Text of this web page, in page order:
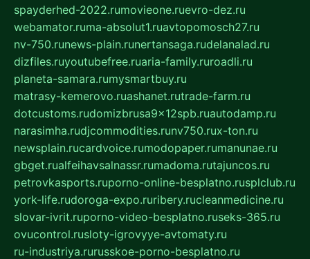
spayderhed-2022.rumovieone.ruevro-dez.ru
webamator.ruma-absolut1.ruavtopomosch27.ru
nv-750.runews-plain.runertansaga.rudelanalad.ru
dizfiles.ruyoutubefree.ruaria-family.ruroadli.ru
planeta-samara.rumysmartbuy.ru
matrasy-kemerovo.ruashanet.rutrade-farm.ru
dotcustoms.rudomizbrusa9x12spb.ruautodamp.ru
narasimha.rudjcommodities.runv750.rux-ton.ru
newsplain.rucardvoice.rumodopaper.rumanunae.ru
gbget.rualfeihavsalnassr.rumadoma.rutajuncos.ru
petrovkasports.ruporno-online-besplatno.rusplclub.ru
york-life.rudoroga-expo.ruribery.rucleanmedicine.ru
slovar-ivrit.ruporno-video-besplatno.ruseks-365.ru
ovucontrol.rusloty-igrovyye-avtomaty.ru
ru-industriya.rurusskoe-porno-besplatno.ru